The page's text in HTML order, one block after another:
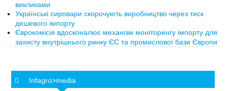
викликами
Українські сировари скорочують виробництво через тиск
дешевого імпорту
Єврокомісія вдосконалює механізм моніторингу імпорту для
захисту внутрішнього ринку ЄС та промислової бази Європи
Infagro>media